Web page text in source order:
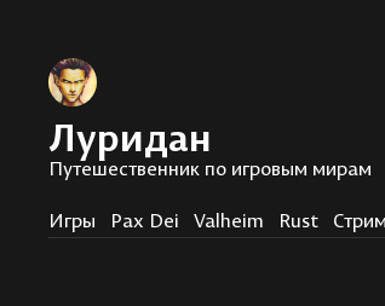
Луридан
Путешественник по игровым мирам
Игры Pax Dei Valheim Rust